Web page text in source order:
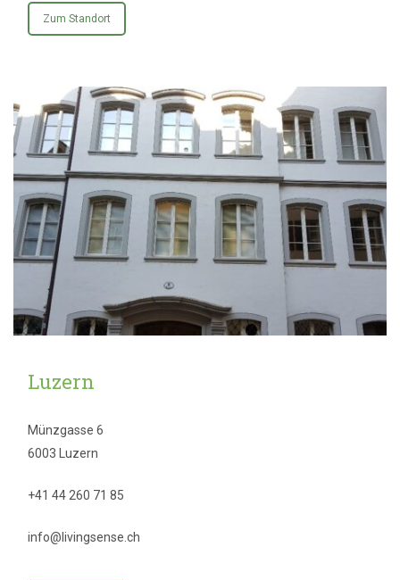
Zum Standort
Luzern
Münzgasse 6
6003 Luzern
+41 44 260 71 85
info@livingsense.ch